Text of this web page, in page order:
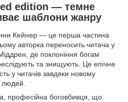
edition — темне
шаблони жанру
Кейнер — це перша частина
авторка переносить читача у
де поклоніння богам
та знищують. Це епічне
у читачів завдяки новому
людей.
професійна боговбивця, що